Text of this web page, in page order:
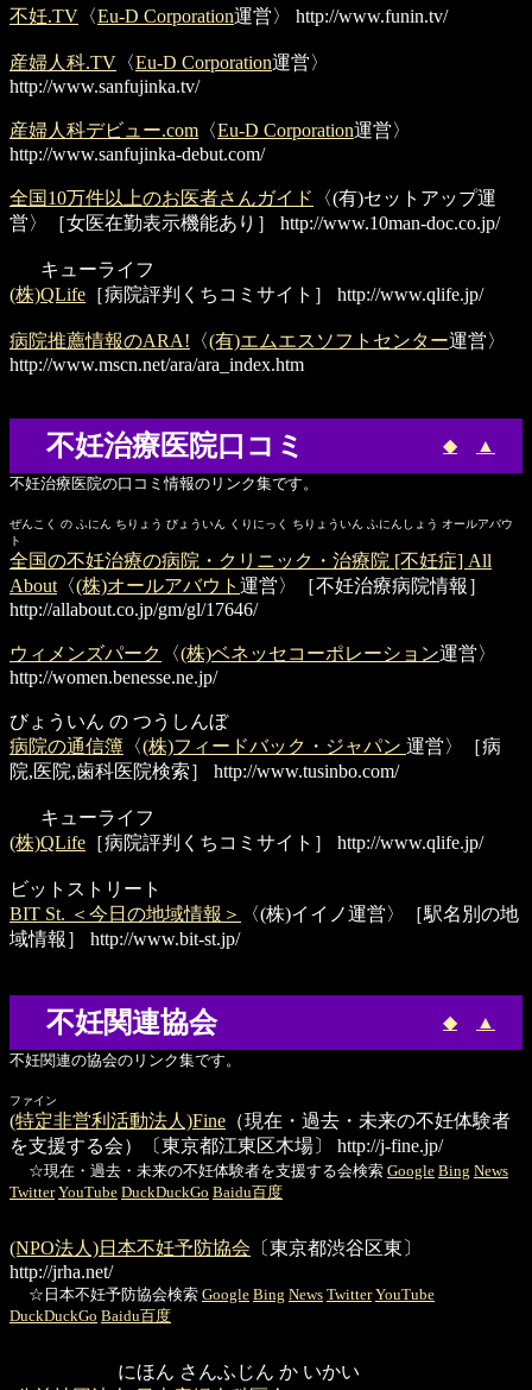
不妊.TV 〈Eu-D Corporation運営〉 http://www.funin.tv/
産婦人科.TV 〈Eu-D Corporation運営〉
http://www.sanfujinka.tv/
産婦人科デビュー.com 〈Eu-D Corporation運営〉
http://www.sanfujinka-debut.com/
全国10万件以上のお医者さんガイド
〈(有)セットアップ運
営〉［女医在勤表示機能あり］
http://www.10man-doc.co.jp/
キューライフ
(株)QLife ［病院評判くちコミサイト］ http://www.qlife.jp/
病院推薦情報のARA! 〈(有)エムエスソフトセンター運営〉
http://www.mscn.net/ara/ara_index.htm
不妊治療医院口コミ ◆ ▲
不妊治療医院の口コミ情報のリンク集です。
ぜんこく の ふにん ちりょう びょういん くりにっく ちりょういん ふにんしょう オールアバウ
ト
全国の不妊治療の病院・クリニック・治療院 [不妊症] All
About 〈(株)オールアバウト 運営〉［不妊治療病院情報］
http://allabout.co.jp/gm/gl/17646/
ウィメンズパーク 〈(株)ベネッセコーポレーション運営〉
http://women.benesse.ne.jp/
びょういん の つうしんぼ
病院の通信簿 〈(株)フィードバック・ジャパン 運営〉［病
院,医院,歯科医院検索］
http://www.tusinbo.com/
キューライフ
(株)QLife ［病院評判くちコミサイト］ http://www.qlife.jp/
ビットストリート
BIT St. ＜今日の地域情報＞
〈(株)イイノ運営〉［駅名別の地
域情報］
http://www.bit-st.jp/
不妊関連協会 ◆ ▲
不妊関連の協会のリンク集です。
ファイン
(特定非営利活動法人)Fine （現在・過去・未来の不妊体験者
を支援する会）〔東京都江東区木場〕
http://j-fine.jp/
☆現在・過去・未来の不妊体験者を支援する会検索 Google Bing News
Twitter YouTube DuckDuckGo Baidu百度
(NPO法人)日本不妊予防協会 〔東京都渋谷区東〕
http://jrha.net/
☆日本不妊予防協会検索 Google Bing News Twitter YouTube
DuckDuckGo Baidu百度
にほん さんふじん か いかい